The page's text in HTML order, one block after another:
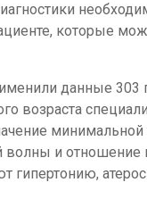
которые
данные 303
возраста
волны и
гипертонию,